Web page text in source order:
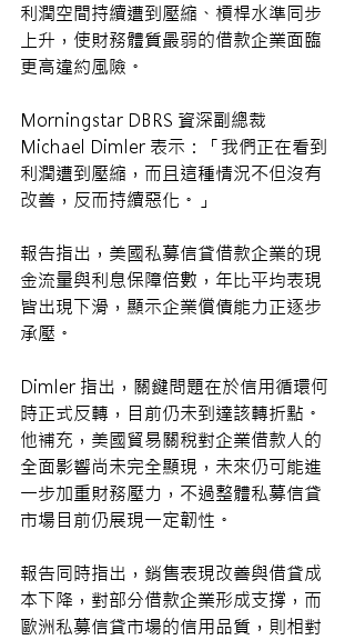
利潤空間持續遭到壓縮、槓桿水準同步
上升，使財務體質最弱的借款企業面臨
更高違約風險。
Morningstar DBRS 資深副總裁
Michael Dimler 表示：「我們正在看到
利潤遭到壓縮，而且這種情況不但沒有
改善，反而持續惡化。」
報告指出，美國私募信貸借款企業的現
金流量與利息保障倍數，年比平均表現
皆出現下滑，顯示企業償債能力正逐步
承壓。
Dimler 指出，關鍵問題在於信用循環何
時正式反轉，目前仍未到達該轉折點。
他補充，美國貿易關稅對企業借款人的
全面影響尚未完全顯現，未來仍可能進
一步加重財務壓力，不過整體私募信貸
市場目前仍展現一定韌性。
報告同時指出，銷售表現改善與借貸成
本下降，對部分借款企業形成支撐，而
歐洲私募信貸市場的信用品質，則相對